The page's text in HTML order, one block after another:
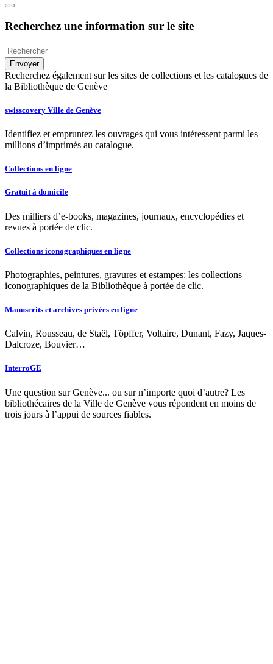
Recherchez une information sur le site
Recherchez également sur les sites de collections et les catalogues de
la Bibliothèque de Genève
swisscovery Ville de Genève
Identifiez et empruntez les ouvrages qui vous intéressent parmi les
millions d’imprimés au catalogue.
Collections en ligne
Gratuit à domicile
Des milliers d’e-books, magazines, journaux, encyclopédies et
revues à portée de clic.
Collections iconographiques en ligne
Photographies, peintures, gravures et estampes: les collections
iconographiques de la Bibliothèque à portée de clic.
Manuscrits et archives privées en ligne
Calvin, Rousseau, de Staël, Töpffer, Voltaire, Dunant, Fazy, Jaques-
Dalcroze, Bouvier…
InterroGE
Une question sur Genève... ou sur n’importe quoi d’autre? Les
bibliothécaires de la Ville de Genève vous répondent en moins de
trois jours à l’appui de sources fiables.